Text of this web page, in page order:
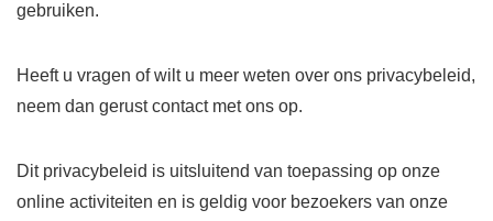
gebruiken.
Heeft u vragen of wilt u meer weten over ons privacybeleid,
neem dan gerust contact met ons op.
Dit privacybeleid is uitsluitend van toepassing op onze
online activiteiten en is geldig voor bezoekers van onze